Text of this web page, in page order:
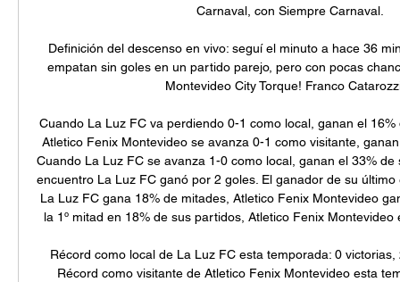
Carnaval, con Siempre Carnaval.
Definición del descenso en vivo: seguí el minuto a hace 36
empatan sin goles en un partido parejo, pero con pocas
Montevideo City Torque! Franco
Cuando La Luz FC va perdiendo 0-1 como local, ganan el
Atletico Fenix Montevideo se avanza 0-1 como visitante,
Cuando La Luz FC se avanza 1-0 como local, ganan el 33%
encuentro La Luz FC ganó por 2 goles. El ganador de su
La Luz FC gana 18% de mitades, Atletico Fenix Montevideo
la 1º mitad en 18% de sus partidos, Atletico Fenix
Récord como local de La Luz FC esta temporada: 0
Récord como visitante de Atletico Fenix Montevideo esta